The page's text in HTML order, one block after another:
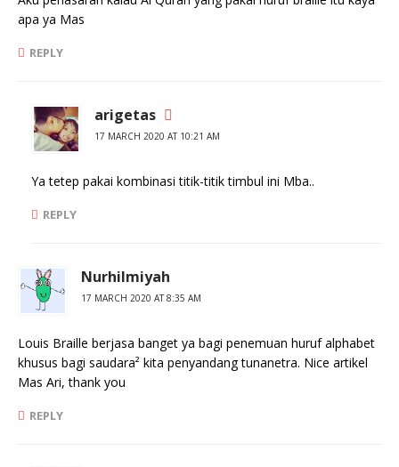
apa ya Mas
REPLY
arigetas
17 MARCH 2020 AT 10:21 AM
Ya tetep pakai kombinasi titik-titik timbul ini Mba..
REPLY
Nurhilmiyah
17 MARCH 2020 AT 8:35 AM
Louis Braille berjasa banget ya bagi penemuan huruf alphabet
khusus bagi saudara² kita penyandang tunanetra. Nice artikel
Mas Ari, thank you
REPLY